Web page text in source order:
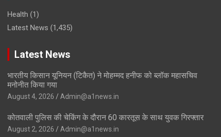
Health (1)
Latest News (1,435)
Latest News
भारतीय किसान यूनियन (टिकैत) ने मोहम्मद हनीफ को ब्लॉक महासचिव
मनोनीत किया गया
August 4, 2026 Admin@a1news.in
कोतवाली पुलिस की चेकिंग के दौरान 60 कारतूस के साथ युवक गिरफ्तार
August 2, 2026 Admin@a1news.in